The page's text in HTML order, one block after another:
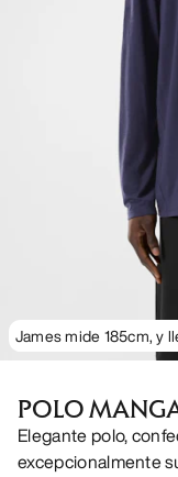
James mide 185cm, y
POLO
Elegante polo,
excepcionalmente